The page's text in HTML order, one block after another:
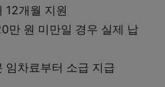
12개월 지원
만 원 미만일 경우 실제 납
임차료부터 소급 지급